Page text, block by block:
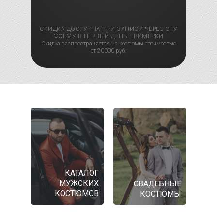
СКИДКА ДОСТУПНА ПРИ ЗАПИСИ ЧЕРЕЗ ЭТУ
ФОРМУ В ПЕРВЫЙ ДЕНЬ ПРИМЕРКИ
Скидка распространяется на костюмы стоимостью
от 20000 руб.
КАТАЛОГ
МУЖСКИХ
КОСТЮМОВ
СВАДЕБНЫЕ
КОСТЮМЫ